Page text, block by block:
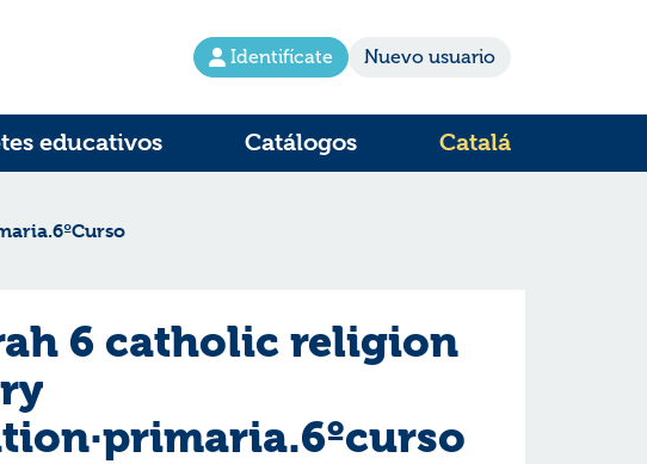
Identifícate Nuevo usuario
educativos Catálogos Catalá
6 catholic religion